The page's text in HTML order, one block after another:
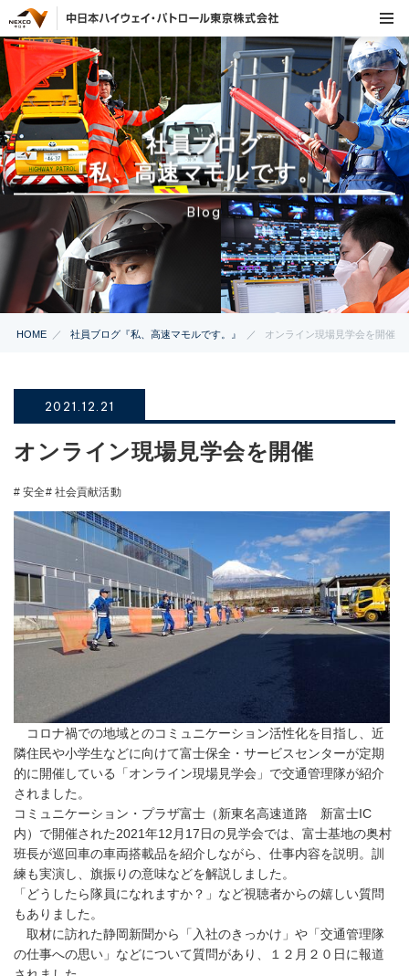
社員ブログ
『私、高速マモルです。』
Blog
HOME 社員ブログ『私、高速マモルです。』 オンライン現場見学会を開催
2021.12.21
オンライン現場見学会を開催
# 安全# 社会貢献活動
コロナ禍での地域とのコミュニケーション活性化を目指し、近
隣住民や小学生などに向けて富士保全・サービスセンターが定期
的に開催している「オンライン現場見学会」で交通管理隊が紹介
されました。
コミュニケーション・プラザ富士（新東名高速道路 新富士IC
内）で開催された2021年12月17日の見学会では、富士基地の奥村
班長が巡回車の車両搭載品を紹介しながら、仕事内容を説明。訓
練も実演し、旗振りの意味などを解説しました。
「どうしたら隊員になれますか？」など視聴者からの嬉しい質問
もありました。
取材に訪れた静岡新聞から「入社のきっかけ」や「交通管理隊
の仕事への思い」などについて質問があり、１２月２０日に報道